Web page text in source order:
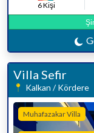
6 Kişi
Villa Sefir
Kalkan / Kördere
Muhafazakar Villa